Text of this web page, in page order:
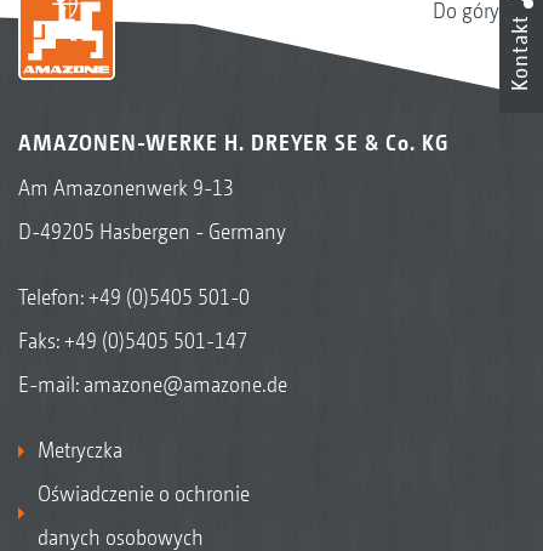
Do góry
AMAZONEN-WERKE H. DREYER SE & Co. KG
Am Amazonenwerk 9-13
D-49205 Hasbergen - Germany
Telefon:+49 (0)5405 501-0
Faks: +49 (0)5405 501-147
E-mail: amazone@amazone.de
Metryczka
Oświadczenie o ochronie
danych osobowych
Kontakt